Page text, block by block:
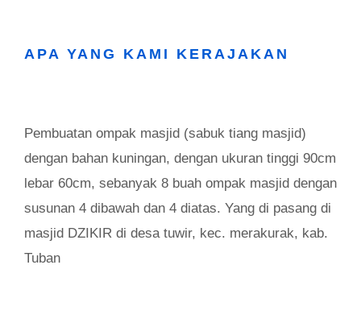
APA YANG KAMI KERAJAKAN
Pembuatan ompak masjid (sabuk tiang masjid)
dengan bahan kuningan, dengan ukuran tinggi 90cm
lebar 60cm, sebanyak 8 buah ompak masjid dengan
susunan 4 dibawah dan 4 diatas. Yang di pasang di
masjid DZIKIR di desa tuwir, kec. merakurak, kab.
Tuban